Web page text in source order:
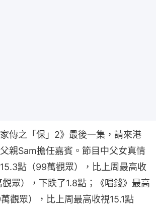
傳之「保」2》最後一集，請來港
親Sam擔任嘉賓。節目中父女真情
點（99萬觀眾），比上周最高收
觀眾），下跌了1.8點；《唱錢》最高
觀眾），比上周最高收視15.1點